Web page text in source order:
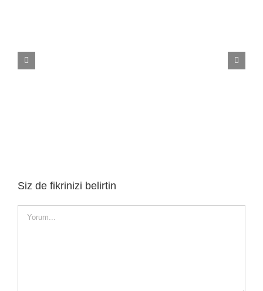
Spor Salonu Posterleri
Siz de fikrinizi belirtin